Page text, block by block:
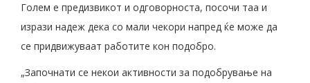
Голем е предизвикот и одговорноста, посочи таа и
изрази надеж дека со мали чекори напред ќе може да
се придвижуваат работите кон подобро.
„Започнати се некои активности за подобрување на